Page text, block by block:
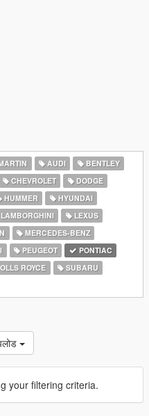
AUDI
BENTLEY
CHEVROLET
DODGE
HUMMER
HYUNDAI
LEXUS
MERCEDES-BENZ
PEUGEOT
PONTIAC
ROYCE
SUBARU
your filtering criteria.